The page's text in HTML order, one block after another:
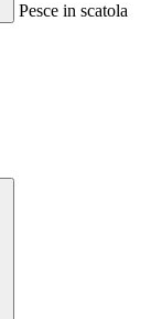
Pesce in scatola